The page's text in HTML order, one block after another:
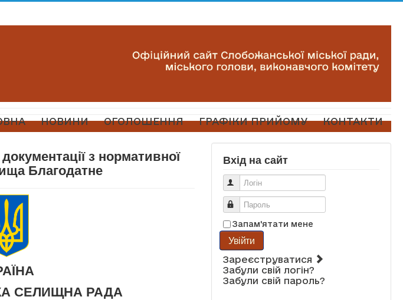
НОВИНИ ОГОЛОШЕННЯ ГРАФІКИ ПРИЙОМУ КОНТАКТИ
з нормативної
Благодатне
СЕЛИЩНА РАДА
Вхід на сайт
Логін
Пароль
Запам'ятати мене
Увійти
Зареєструватися
Забули свій логін?
Забули свій пароль?